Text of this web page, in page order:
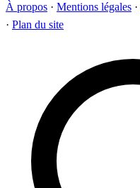
À propos · Mentions légales ·
· Plan du site